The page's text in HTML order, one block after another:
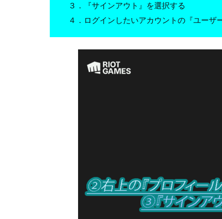
３．『サインアウト』を選択する
４．ログインしたいアカウントの『ユーザ